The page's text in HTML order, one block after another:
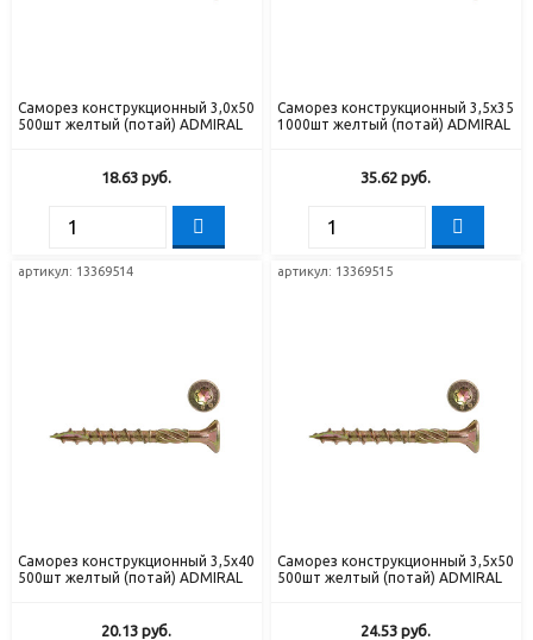
Саморез конструкционный 3,0х50
500шт желтый (потай) ADMIRAL
18.63 руб.
Саморез конструкционный 3,5х35
1000шт желтый (потай) ADMIRAL
35.62 руб.
артикул: 13369514
Саморез конструкционный 3,5х40
500шт желтый (потай) ADMIRAL
20.13 руб.
артикул: 13369515
Саморез конструкционный 3,5х50
500шт желтый (потай) ADMIRAL
24.53 руб.